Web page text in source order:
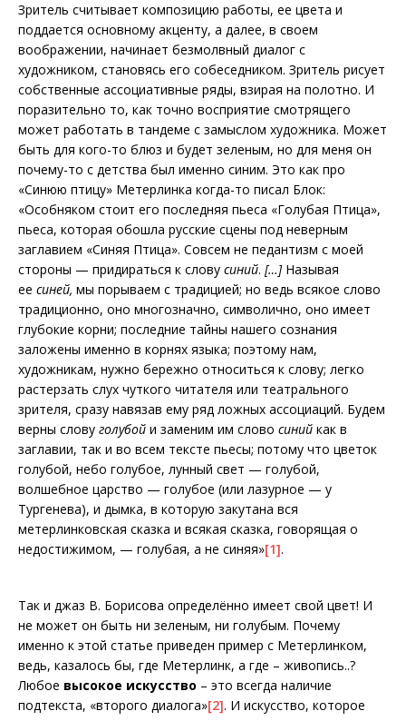
Зритель считывает композицию работы, ее цвета и
поддается основному акценту, а далее, в своем
воображении, начинает безмолвный диалог с
художником, становясь его собеседником. Зритель рисует
собственные ассоциативные ряды, взирая на полотно. И
поразительно то, как точно восприятие смотрящего
может работать в тандеме с замыслом художника. Может
быть для кого-то блюз и будет зеленым, но для меня он
почему-то с детства был именно синим. Это как про
«Синюю птицу» Метерлинка когда-то писал Блок:
«Особняком стоит его последняя пьеса «Голубая Птица»,
пьеса, которая обошла русские сцены под неверным
заглавием «Синяя Птица». Совсем не педантизм с моей
стороны — придираться к слову синий. […] Называя
ее синей, мы порываем с традицией; но ведь всякое слово
традиционно, оно многозначно, символично, оно имеет
глубокие корни; последние тайны нашего сознания
заложены именно в корнях языка; поэтому нам,
художникам, нужно бережно относиться к слову; легко
растерзать слух чуткого читателя или театрального
зрителя, сразу навязав ему ряд ложных ассоциаций. Будем
верны слову голубой и заменим им слово синий как в
заглавии, так и во всем тексте пьесы; потому что цветок
голубой, небо голубое, лунный свет — голубой,
волшебное царство — голубое (или лазурное — у
Тургенева), и дымка, в которую закутана вся
метерлинковская сказка и всякая сказка, говорящая о
недостижимом, — голубая, а не синяя»[1].
Так и джаз В. Борисова определённо имеет свой цвет! И
не может он быть ни зеленым, ни голубым. Почему
именно к этой статье приведен пример с Метерлинком,
ведь, казалось бы, где Метерлинк, а где – живопись..?
Любое высокое искусство – это всегда наличие
подтекста, «второго диалога»[2]. И искусство, которое